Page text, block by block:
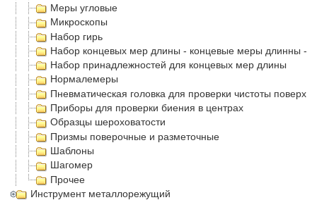
Меры угловые
Микроскопы
Набор гирь
Набор концевых мер длины - концевые меры длинны -
Набор принадлежностей для концевых мер длины
Нормалемеры
Пневматическая головка для проверки чистоты
Приборы для проверки биения в центрах
Образцы шероховатости
Призмы поверочные и разметочные
Шаблоны
Шагомер
Прочее
Инструмент металлорежущий